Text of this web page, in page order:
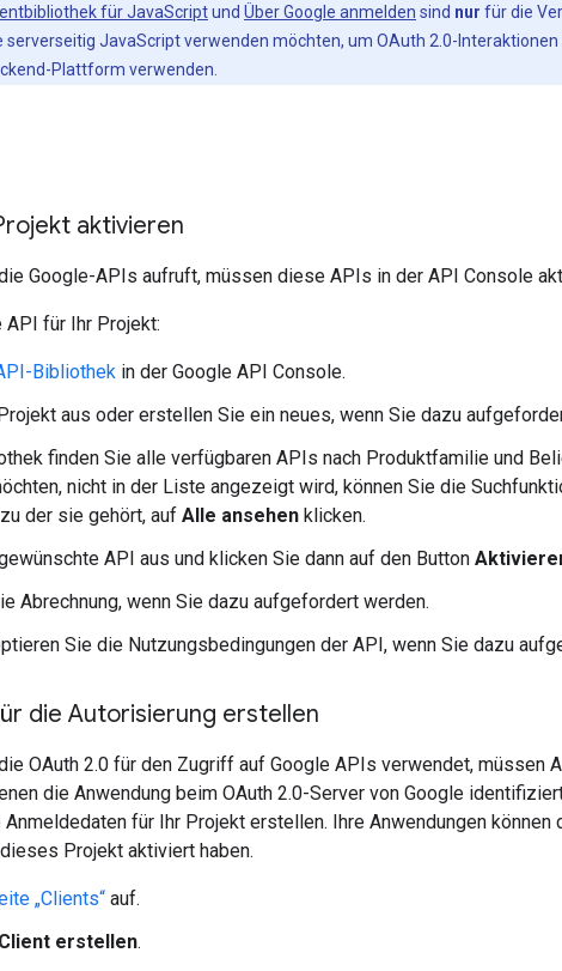
für JavaScriptund Über Google anmelden sind nur für die
serverseitig JavaScript verwenden möchten, um OAuth 2.0-
Plattform verwenden.
aktivieren
die Google-APIs aufruft, müssen diese APIs in der API Console
API für Ihr Projekt:
Bibliothek in der Google API Console.
Projekt aus oder erstellen Sie ein neues, wenn Sie dazu
finden Sie alle verfügbaren APIs nach Produktfamilie und
nicht in der Liste angezeigt wird, können Sie die
der sie gehört, auf Alle ansehen klicken.
gewünschte API aus und klicken Sie dann auf den Button
Abrechnung, wenn Sie dazu aufgefordert werden.
Sie die Nutzungsbedingungen der API, wenn Sie dazu
die Autorisierung erstellen
die OAuth 2.0 für den Zugriff auf Google APIs verwendet, müssen
die Anwendung beim OAuth 2.0-Server von Google
Anmeldedaten für Ihr Projekt erstellen. Ihre Anwendungen
Projekt aktiviert haben.
„Clients“ auf.
Client erstellen.